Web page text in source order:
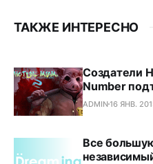
ТАКЖЕ ИНТЕРЕСНО
Создатели
Number
ADMIN16 ЯНВ.
Все